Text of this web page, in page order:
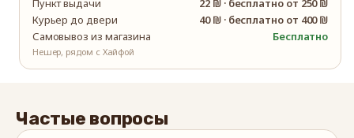
альбинос
из
Аньцзи
альбинос
из
Аньцзи
Пункт выдачи 22 ₪ · бесплатно от 250 ₪
Курьер до двери
40 ₪ · бесплатно от 400 ₪
Самовывоз из магазина
Нешер, рядом с Хайфой
Бесплатно
Частые вопросы